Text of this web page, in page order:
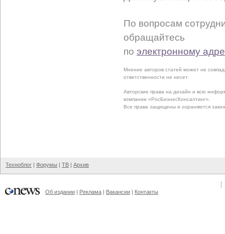
По вопросам
обращайтесь
по электронному
Мнение авторов статей может не
ответственности не несет.
Авторские права на дизайн и всю
компании «РосБизнесКонсалтинг».
Все права защищены и охраняются
Техноблог | Форумы | ТВ | Архив
Об издании | Реклама | Вакансии | Контакты